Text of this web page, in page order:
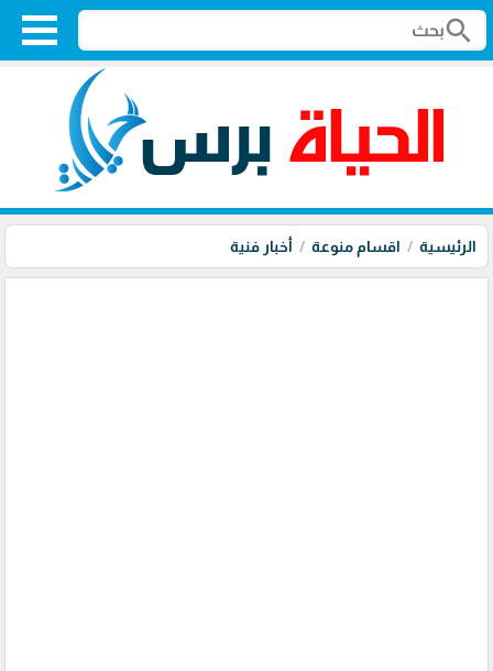
search
الرئيسية اقسام منوعة أخبار فنية